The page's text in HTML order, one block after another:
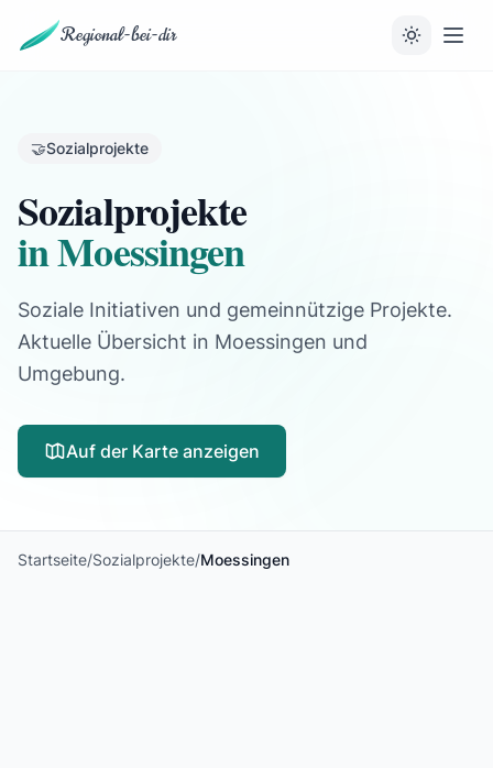
Regional-bei-dir
🤝Sozialprojekte
Sozialprojekte
in Moessingen
Soziale Initiativen und gemeinnützige Projekte.
Aktuelle Übersicht in Moessingen und
Umgebung.
Auf der Karte anzeigen
Startseite/Sozialprojekte/Moessingen